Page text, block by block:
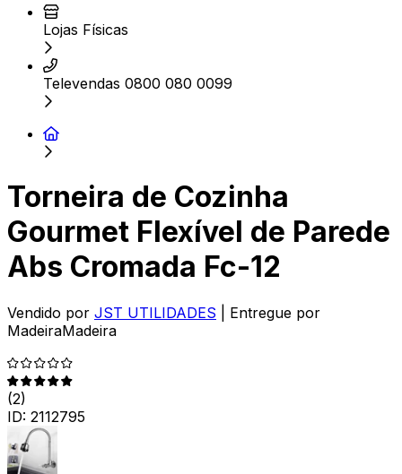
Lojas Físicas
Televendas 0800 080 0099
Torneira de Cozinha
Gourmet Flexível de Parede
Abs Cromada Fc-12
Vendido por JST UTILIDADES
| Entregue por
MadeiraMadeira
(2)
ID: 2112795